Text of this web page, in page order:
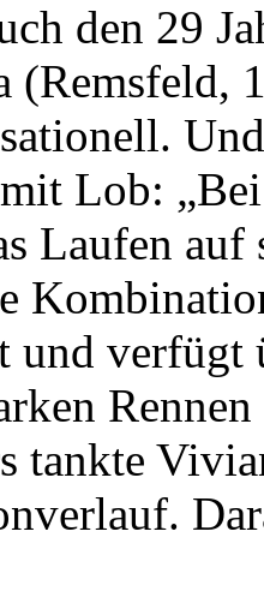
den 29
(Remsfeld,
Lob:
Laufen
und verfügt
tankte